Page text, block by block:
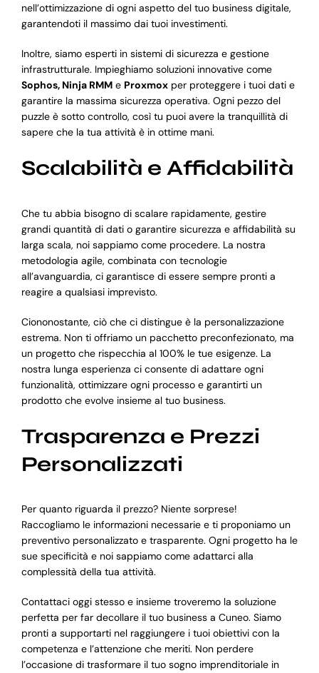
nell’ottimizzazione di ogni aspetto del tuo business digitale,
garantendoti il massimo dai tuoi investimenti.
Inoltre, siamo esperti in sistemi di sicurezza e gestione
infrastrutturale. Impieghiamo soluzioni innovative come
Sophos, Ninja RMMe Proxmoxper proteggere i tuoi dati e
garantire la massima sicurezza operativa. Ogni pezzo del
puzzle è sotto controllo, così tu puoi avere la tranquillità di
sapere che la tua attività è in ottime mani.
Scalabilità e Affidabilità
Che tu abbia bisogno di scalare rapidamente, gestire
grandi quantità di dati o garantire sicurezza e affidabilità su
larga scala, noi sappiamo come procedere. La nostra
metodologia agile, combinata con tecnologie
all’avanguardia, ci garantisce di essere sempre pronti a
reagire a qualsiasi imprevisto.
Ciononostante, ciò che ci distingue è la personalizzazione
estrema. Non ti offriamo un pacchetto preconfezionato, ma
un progetto che rispecchia al 100% le tue esigenze. La
nostra lunga esperienza ci consente di adattare ogni
funzionalità, ottimizzare ogni processo e garantirti un
prodotto che evolve insieme al tuo business.
Trasparenza e Prezzi
Personalizzati
Per quanto riguarda il prezzo? Niente sorprese!
Raccogliamo le informazioni necessarie e ti proponiamo un
preventivo personalizzato e trasparente. Ogni progetto ha le
sue specificità e noi sappiamo come adattarci alla
complessità della tua attività.
Contattaci oggi stesso e insieme troveremo la soluzione
perfetta per far decollare il tuo business a Cuneo. Siamo
pronti a supportarti nel raggiungere i tuoi obiettivi con la
competenza e l’attenzione che meriti. Non perdere
l’occasione di trasformare il tuo sogno imprenditoriale in